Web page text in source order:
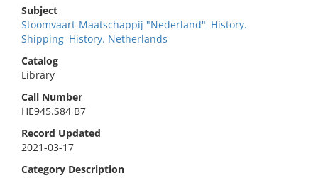
Subject
Stoomvaart-Maatschappij "Nederland"–History.
Shipping–History. Netherlands
Catalog
Library
Call Number
HE945.S84 B7
Record Updated
2021-03-17
Category Description